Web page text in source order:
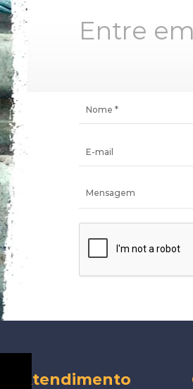
Entre
Atendimento